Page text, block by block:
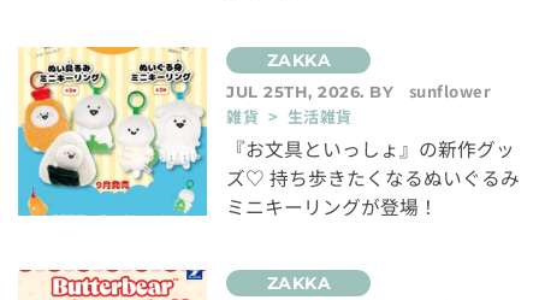
JUL 25TH, 2026. BY
sunflower
雑貨 > 生活雑貨
『お文具といっしょ』の新作グッ
ズ♡ 持ち歩きたくなるぬいぐるみ
ミニキーリングが登場！